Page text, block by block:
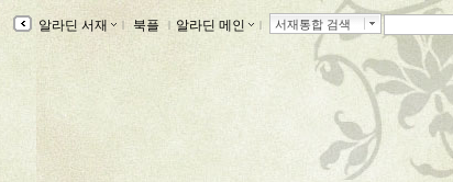
알라딘 서재 ｌ 북플 ｌ 알라딘 메인 ｌ 서재통합 검색